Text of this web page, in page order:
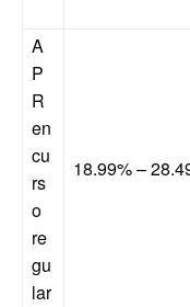
A
P
R
en
cu
rs
o
re
gu
lar
18.99% –